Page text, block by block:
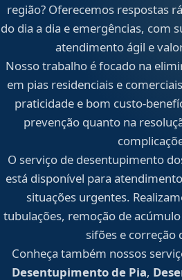
região? Oferecemos respostas
do dia a dia e emergências, com
atendimento ágil e
Nosso trabalho é focado na
em pias residenciais e
praticidade e bom custo-
prevenção quanto na
O serviço de desentupimento
está disponível para
situações urgentes.
tubulações, remoção de
sifões e correção
Conheça também nossos
Desentupimento de Pia,